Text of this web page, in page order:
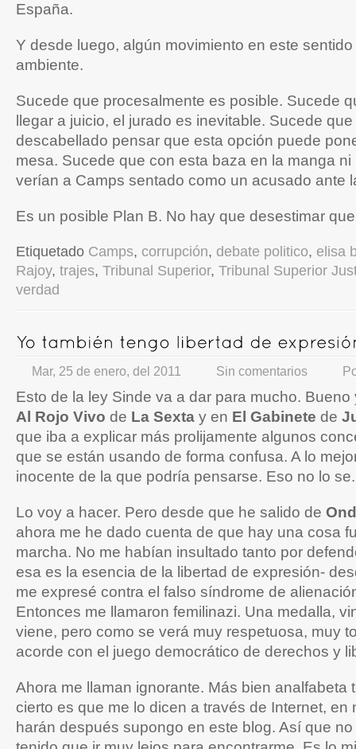
España.
Y desde luego, algún movimiento en este
ambiente.
Sucede que procesalmente es posible. Sucede
llegar a juicio, el jurado es inevitable. Sucede
descabellado pensar que esta opción puede
mesa. Sucede que con esta baza en la manga
verían a Camps sentado como un acusado ante
Es un posible Plan B. No hay que desestimar
Etiquetado Camps, corrupción, debate politico, elisa
Rajoy, trajes, Tribunal Superior, Tribunal Superior
verdad
Mar, 25 de enero, del 2011 Sin comentarios
Esto de la ley Sinde va a dar para mucho. Bueno
Al Rojo Vivo de La Sexta y en El Gabinete de
que iba a explicar más prolijamente algunos
que se están usando de forma confusa. A lo
inocente de la que podría pensarse. Eso no lo se.
Lo voy a hacer. Pero desde que he salido de
ahora me he dado cuenta de que hay una cosa
marcha. No me habían insultado tanto por
esa es la esencia de la libertad de expresión-
me expresé contra el falso síndrome de
Entonces me llamaron femilinazi. Una medalla,
viene, pero como se verá muy respetuosa, muy
acorde con el juego democrático de derechos y
Ahora me llaman ignorante. Más bien analfabeta
cierto es que me lo dicen a través de Internet, en
harán después supongo en este blog. Así que